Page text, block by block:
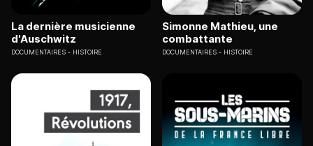
La dernière musicienne
d'Auschwitz
DOCUMENTAIRES HISTOIRE
Simonne Mathieu, une
combattante
DOCUMENTAIRES HISTOIRE